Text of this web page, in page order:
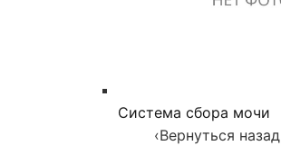
Система сбора мочи
‹Вернуться назад